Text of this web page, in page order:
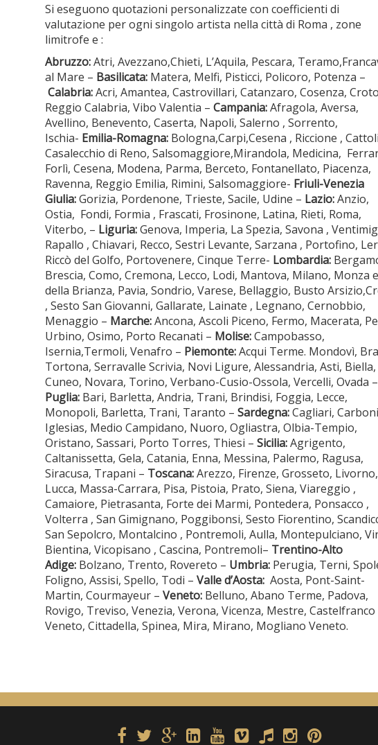
Si eseguono quotazioni personalizzate con coefficienti di
valutazione per ogni singolo artista nella città di Roma , zone
limitrofe e :
Abruzzo:Atri, Avezzano,Chieti, L’Aquila, Pescara,
al Mare – Basilicata:Matera, Melfi, Pisticci, Policoro, Potenza –
Calabria:Acri, Amantea, Castrovillari, Catanzaro, Cosenza,
Reggio Calabria, Vibo Valentia – Campania:Afragola, Aversa,
Avellino, Benevento, Caserta, Napoli, Salerno , Sorrento,
Ischia- Emilia-Romagna:Bologna,Carpi,Cesena , Riccione ,
Casalecchio di Reno, Salsomaggiore,Mirandola, Medicina,
Forlì, Cesena, Modena, Parma, Berceto, Fontanellato, Piacenza,
Ravenna, Reggio Emilia, Rimini, Salsomaggiore- Friuli-Venezia
Giulia:Gorizia, Pordenone, Trieste, Sacile, Udine – Lazio:Anzio,
Ostia, Fondi, Formia , Frascati, Frosinone, Latina, Rieti, Roma,
Viterbo, – Liguria:Genova, Imperia, La Spezia, Savona ,
Rapallo , Chiavari, Recco, Sestri Levante, Sarzana , Portofino,
Riccò del Golfo, Portovenere, Cinque Terre- Lombardia:
Brescia, Como, Cremona, Lecco, Lodi, Mantova, Milano, Monza e
della Brianza, Pavia, Sondrio, Varese, Bellaggio, Busto
, Sesto San Giovanni, Gallarate, Lainate , Legnano, Cernobbio,
Menaggio – Marche:Ancona, Ascoli Piceno, Fermo, Macerata,
Urbino, Osimo, Porto Recanati – Molise:Campobasso,
Isernia,Termoli, Venafro – Piemonte:Acqui Terme. Mondovì,
Tortona, Serravalle Scrivia, Novi Ligure, Alessandria, Asti, Biella,
Cuneo, Novara, Torino, Verbano-Cusio-Ossola, Vercelli, Ovada –
Puglia:Bari, Barletta, Andria, Trani, Brindisi, Foggia, Lecce,
Monopoli, Barletta, Trani, Taranto – Sardegna:Cagliari,
Iglesias, Medio Campidano, Nuoro, Ogliastra, Olbia-Tempio,
Oristano, Sassari, Porto Torres, Thiesi – Sicilia:Agrigento,
Caltanissetta, Gela, Catania, Enna, Messina, Palermo, Ragusa,
Siracusa, Trapani – Toscana:Arezzo, Firenze, Grosseto, Livorno,
Lucca, Massa-Carrara, Pisa, Pistoia, Prato, Siena, Viareggio ,
Camaiore, Pietrasanta, Forte dei Marmi, Pontedera, Ponsacco ,
Volterra , San Gimignano, Poggibonsi, Sesto Fiorentino,
San Sepolcro, Montalcino , Pontremoli, Aulla, Montepulciano,
Bientina, Vicopisano , Cascina, Pontremoli– Trentino-Alto
Adige:Bolzano, Trento, Rovereto – Umbria:Perugia, Terni,
Foligno, Assisi, Spello, Todi – Valle d’Aosta:Aosta, Pont-Saint-
Martin, Courmayeur – Veneto:Belluno, Abano Terme, Padova,
Rovigo, Treviso, Venezia, Verona, Vicenza, Mestre, Castelfranco
Veneto, Cittadella, Spinea, Mira, Mirano, Mogliano Veneto.